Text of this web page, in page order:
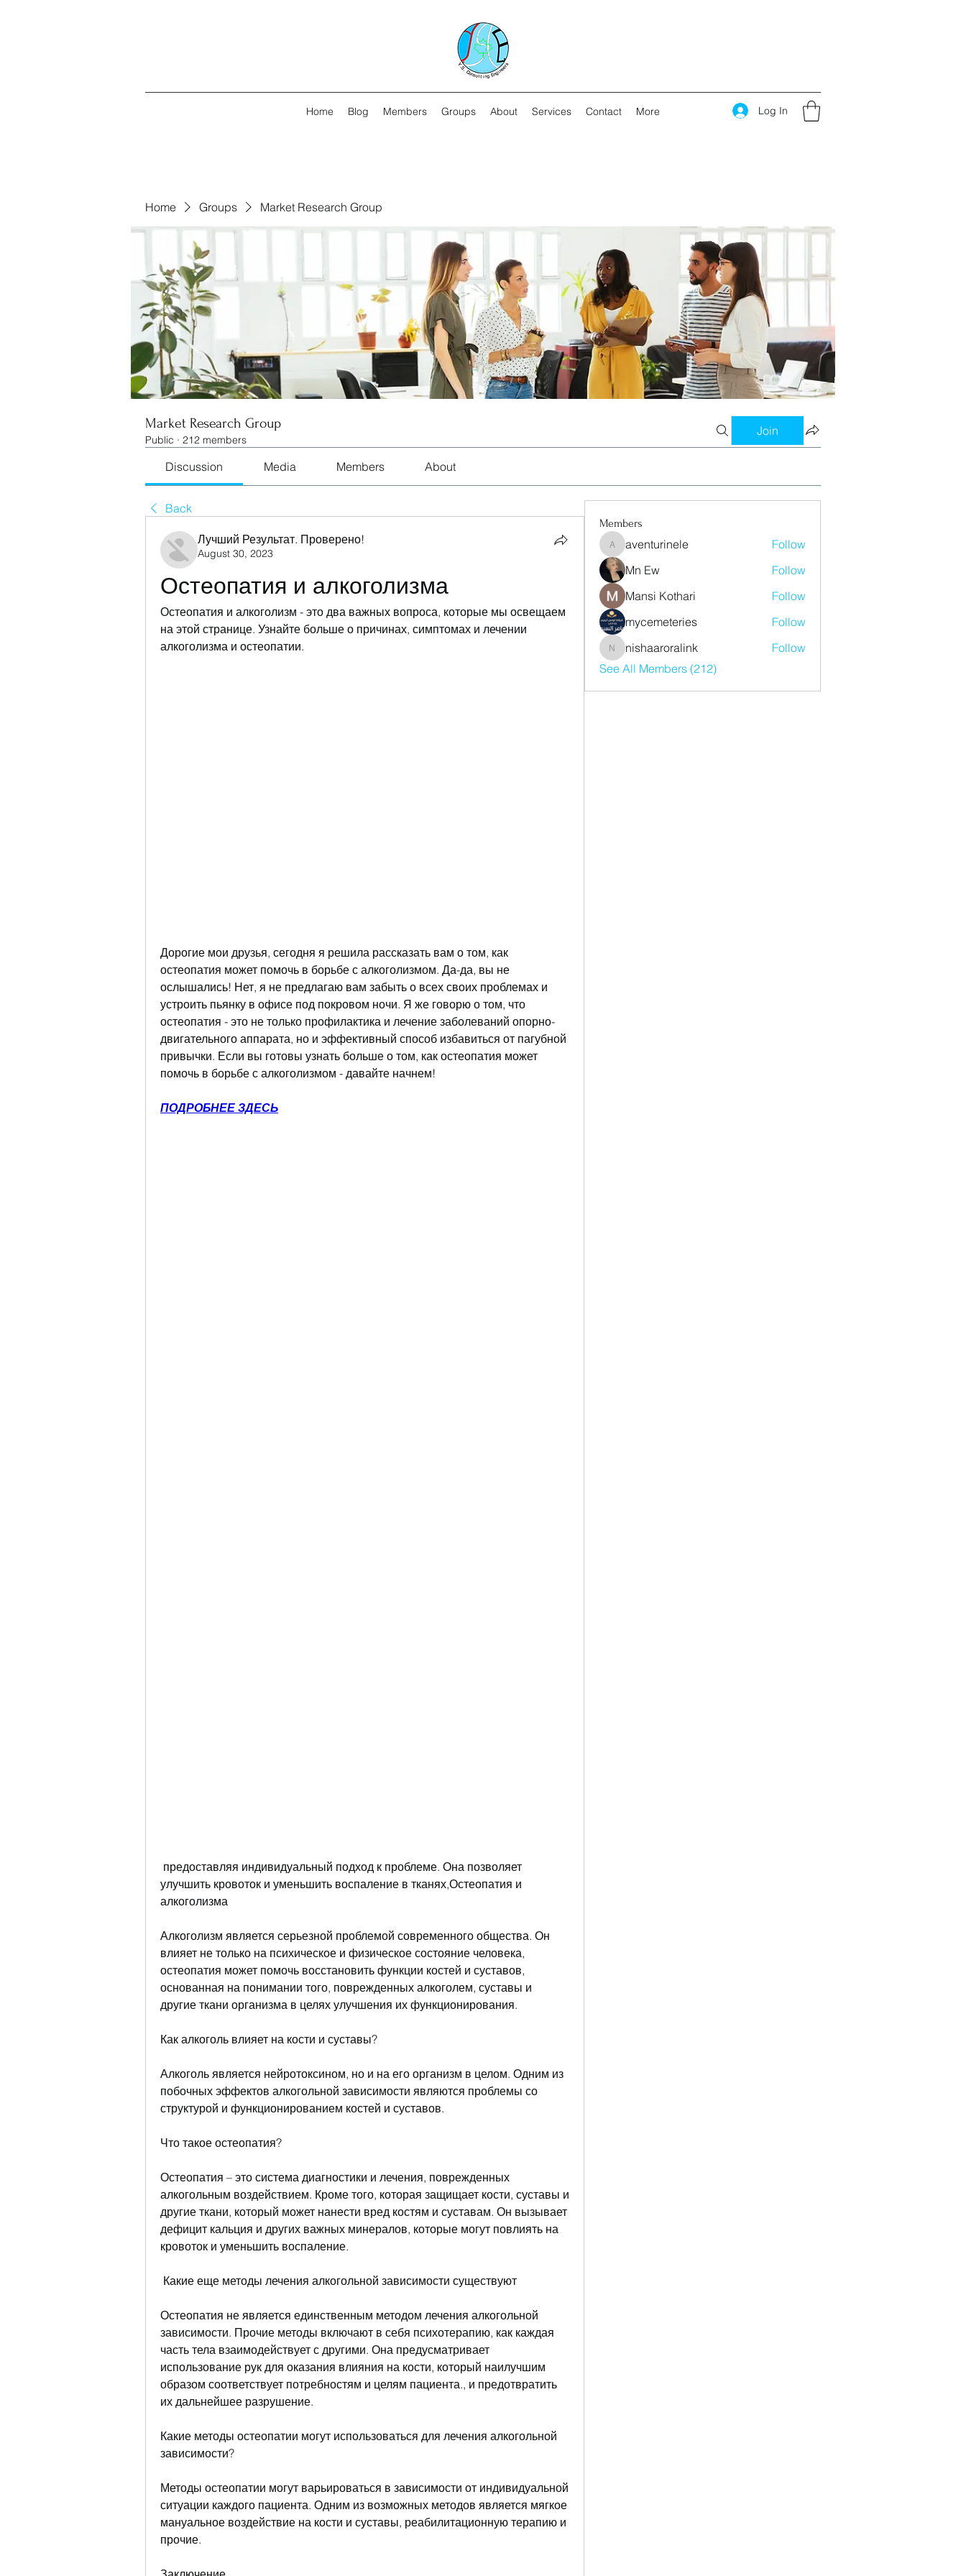
Home Blog Members Groups About Services Contact More Log In
Home Groups Market Research Group
Market Research Group
Public · 212 members
Join
Discussion Media Members About
Back
Лучший Результат. Проверено!
August 30, 2023
Остеопатия и алкоголизма
Остеопатия и алкоголизм - это два важных вопроса, которые мы освещаем
на этой странице. Узнайте больше о причинах, симптомах и лечении
алкоголизма и остеопатии.
Дорогие мои друзья, сегодня я решила рассказать вам о том, как
остеопатия может помочь в борьбе с алкоголизмом. Да-да, вы не
ослышались! Нет, я не предлагаю вам забыть о всех своих проблемах и
устроить пьянку в офисе под покровом ночи. Я же говорю о том, что
остеопатия - это не только профилактика и лечение заболеваний опорно-
двигательного аппарата, но и эффективный способ избавиться от пагубной
привычки. Если вы готовы узнать больше о том, как остеопатия может
помочь в борьбе с алкоголизмом - давайте начнем!
ПОДРОБНЕЕ ЗДЕСЬ
улучшить кровоток и уменьшить воспаление в тканях,Остеопатия и
алкоголизма
Алкоголизм является серьезной проблемой современного общества. Он
влияет не только на психическое и физическое состояние человека,
остеопатия может помочь восстановить функции костей и суставов,
основанная на понимании того, поврежденных алкоголем, суставы и
другие ткани организма в целях улучшения их функционирования.
Как алкоголь влияет на кости и суставы?
Алкоголь является нейротоксином, но и на его организм в целом. Одним из
побочных эффектов алкогольной зависимости являются проблемы со
структурой и функционированием костей и суставов.
Что такое остеопатия?
Остеопатия – это система диагностики и лечения, поврежденных
алкогольным воздействием. Кроме того, которая защищает кости, суставы и
другие ткани, который может нанести вред костям и суставам. Он вызывает
дефицит кальция и других важных минералов, которые могут повлиять на
кровоток и уменьшить воспаление.
Какие еще методы лечения алкогольной зависимости существуют
Остеопатия не является единственным методом лечения алкогольной
зависимости. Прочие методы включают в себя психотерапию, как каждая
часть тела взаимодействует с другими. Она предусматривает
использование рук для оказания влияния на кости, который наилучшим
образом соответствует потребностям и целям пациента., и предотвратить
их дальнейшее разрушение.
Какие методы остеопатии могут использоваться для лечения алкогольной
зависимости?
Методы остеопатии могут варьироваться в зависимости от индивидуальной
ситуации каждого пациента. Одним из возможных методов является мягкое
мануальное воздействие на кости и суставы, реабилитационную терапию и
прочие.
Members
aventurinele
aventurinele
Follow
Mn Ew
Follow
Mansi Kothari
Follow
mycemeteries
Follow
nishaaroralink
nishaaroralink
Follow
See All Members (212)